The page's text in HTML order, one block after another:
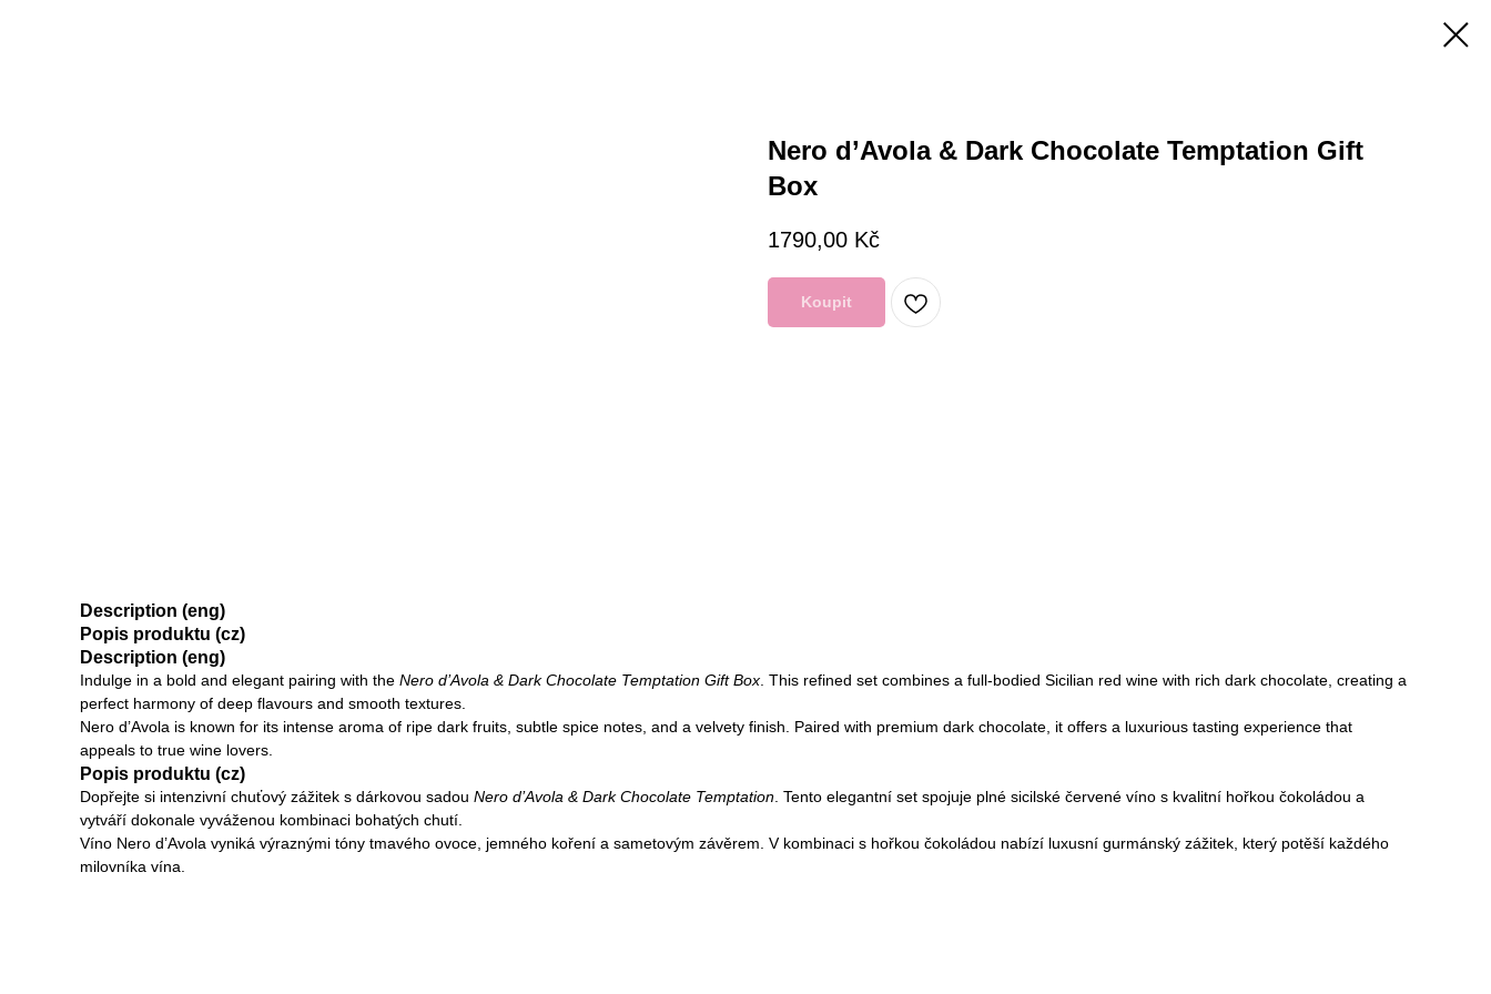
Nero d’Avola & Dark Chocolate Temptation Gift
Box
1790,00 Kč
Koupit
Description (eng)
Popis produktu (cz)
Description (eng)
Indulge in a bold and elegant pairing with the Nero d’Avola & Dark Chocolate Temptation Gift Box . This refined set combines a full-bodied Sicilian red wine with rich dark chocolate, creating a
perfect harmony of deep flavours and smooth textures.
Nero d’Avola is known for its intense aroma of ripe dark fruits, subtle spice notes, and a velvety finish. Paired with premium dark chocolate, it offers a luxurious tasting experience that
appeals to true wine lovers.
Popis produktu (cz)
Dopřejte si intenzivní chuťový zážitek s dárkovou sadou Nero d’Avola & Dark Chocolate Temptation . Tento elegantní set spojuje plné sicilské červené víno s kvalitní hořkou čokoládou a
vytváří dokonale vyváženou kombinaci bohatých chutí.
Víno Nero d’Avola vyniká výraznými tóny tmavého ovoce, jemného koření a sametovým závěrem. V kombinaci s hořkou čokoládou nabízí luxusní gurmánský zážitek, který potěší každého
milovníka vína.